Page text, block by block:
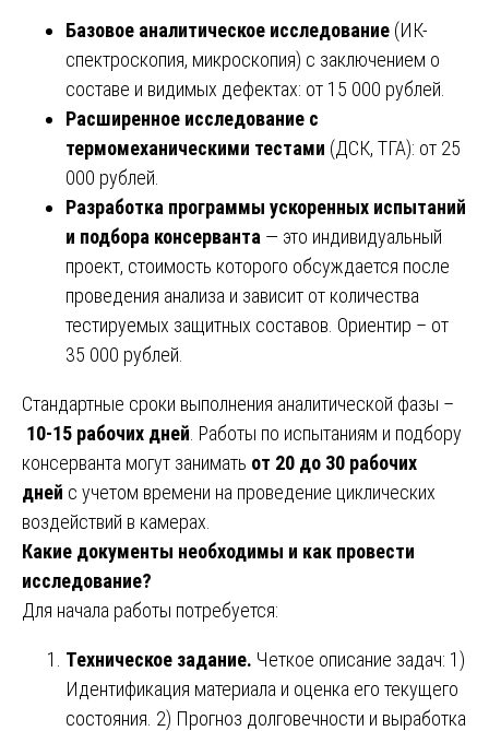
Базовое аналитическое исследование (ИК-
спектроскопия, микроскопия) с заключением о
составе и видимых дефектах: от 15 000 рублей.
Расширенное исследование с
термомеханическими тестами (ДСК, ТГА): от 25
000 рублей.
Разработка программы ускоренных испытаний
и подбора консерванта — это индивидуальный
проект, стоимость которого обсуждается после
проведения анализа и зависит от количества
тестируемых защитных составов. Ориентир – от
35 000 рублей.
Стандартные сроки выполнения аналитической фазы –
10-15 рабочих дней . Работы по испытаниям и подбору
консерванта могут занимать от 20 до 30 рабочих
дней с учетом времени на проведение циклических
воздействий в камерах.
Какие документы необходимы и как провести
исследование?
Для начала работы потребуется:
Техническое задание. Четкое описание задач: 1)
Идентификация материала и оценка его текущего
состояния. 2) Прогноз долговечности и выработка